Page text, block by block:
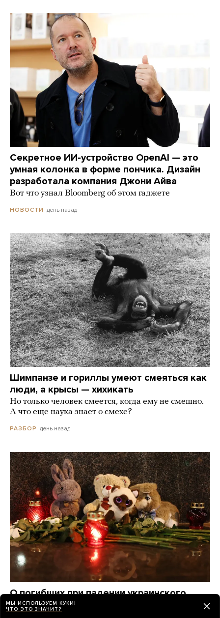
Секретное ИИ-устройство OpenAI — это
умная колонка в форме пончика. Дизайн
разработала компания Джони Айва
Вот что узнал Bloomberg об этом гаджете
НОВОСТИ день назад
Шимпанзе и гориллы умеют смеяться как
люди, а крысы — хихикать
Но только человек смеется, когда ему не смешно.
А что еще наука знает о смехе?
РАЗБОР день назад
О погибших при падении украинского
дрона на пляж в Геленджике по-прежнему
МЫ ИСПОЛЬЗУЕМ КУКИ!
ЧТО ЭТО ЗНАЧИТ?